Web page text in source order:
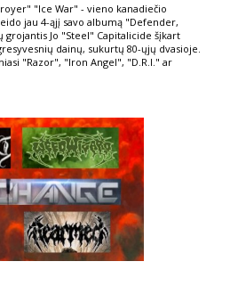
"Ice War" - vieno kanadiečio
jau 4-ąjį savo albumą "Defender,
Jo "Steel" Capitalicide šįkart
dainų, sukurtų 80-ųjų dvasioje.
"Razor", "Iron Angel", "D.R.I." ar